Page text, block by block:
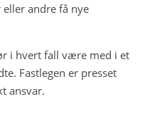
andre få nye
i hvert fall være med i et
Fastlegen er presset
ansvar.